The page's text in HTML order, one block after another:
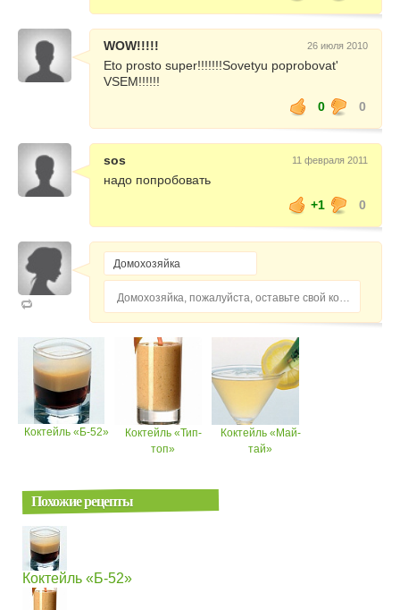
WOW!!!!! 26 июля 2010
Eto prosto super!!!!!!!Sovetyu poprobovat'
VSEM!!!!!!
0
0
sos 11 февраля 2011
надо попробовать
+1
0
Домохозяйка, пожалуйста, оставьте свой комментарий...
Коктейль «Б-52»
Коктейль «Тип-
топ»
Коктейль «Май-
тай»
Похожие рецепты
Коктейль «Б-52»